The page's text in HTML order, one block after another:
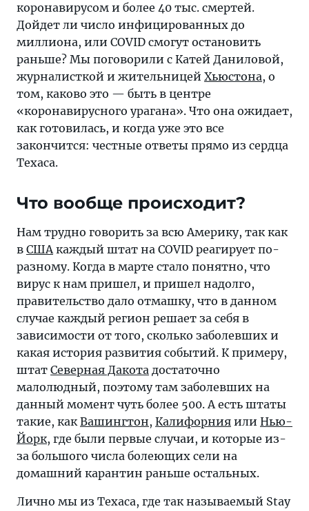
это —
быть
центре
«коронавирусного
урагана».
Чего
и
уже
это
все
закончится:
честные
ответы
прямо
из
сердца
Техаса.
коронавирусом и более 40 тыс. смертей.
Дойдет ли число инфицированных до
миллиона, или COVID смогут остановить
раньше? Мы поговорили с Катей Даниловой,
журналисткой и жительницей Хьюстона, о
том, каково это — быть в центре
«коронавирусного урагана». Что она ожидает,
как готовилась, и когда уже это все
закончится: честные ответы прямо из сердца
Техаса.
Что вообще происходит?
Нам трудно говорить за всю Америку, так как
в СШАкаждый штат на COVID реагирует по-
разному. Когда в марте стало понятно, что
вирус к нам пришел, и пришел надолго,
правительство дало отмашку, что в данном
случае каждый регион решает за себя в
зависимости от того, сколько заболевших и
какая история развития событий. К примеру,
штат Северная Дакота достаточно
малолюдный, поэтому там заболевших на
данный момент чуть более 500. А есть штаты
такие, какВашингтон, Калифорния или Нью-
Йорк, где были первые случаи, и которые из-
за большого числа болеющих сели на
домашний карантин раньше остальных.
Лично мы из Техаса, где так называемый Stay